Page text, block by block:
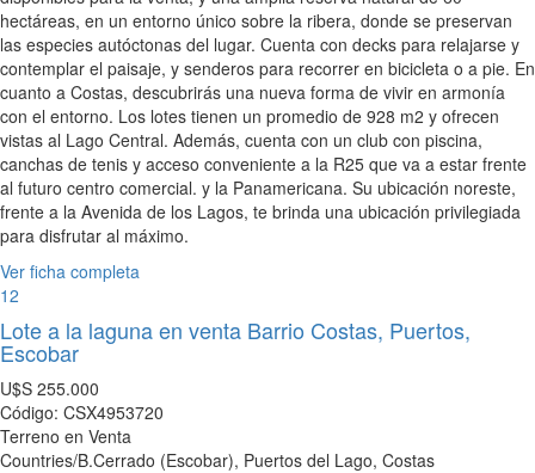
hectáreas, en un entorno único sobre la ribera, donde se preservan
las especies autóctonas del lugar. Cuenta con decks para relajarse y
contemplar el paisaje, y senderos para recorrer en bicicleta o a pie. En
cuanto a Costas, descubrirás una nueva forma de vivir en armonía
con el entorno. Los lotes tienen un promedio de 928 m2 y ofrecen
vistas al Lago Central. Además, cuenta con un club con piscina,
canchas de tenis y acceso conveniente a la R25 que va a estar frente
al futuro centro comercial. y la Panamericana. Su ubicación noreste,
frente a la Avenida de los Lagos, te brinda una ubicación privilegiada
para disfrutar al máximo.
Ver ficha completa
12
Lote a la laguna en venta Barrio Costas, Puertos,
Escobar
U$S 255.000
Código: CSX4953720
Terreno en Venta
Countries/B.Cerrado (Escobar), Puertos del Lago, Costas